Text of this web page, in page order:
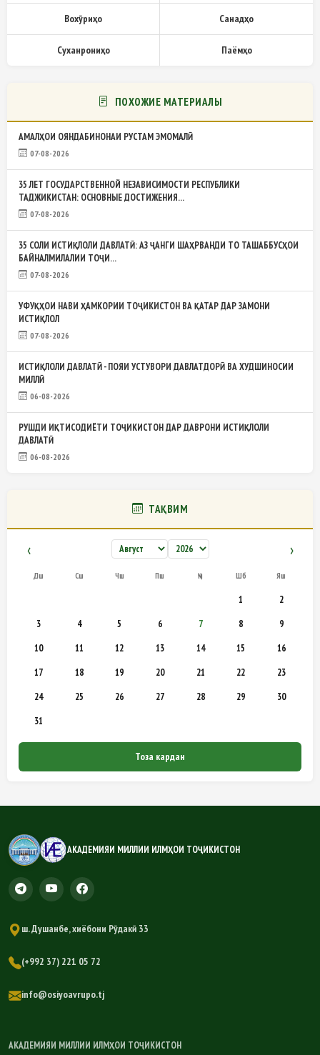
Вохӯриҳо Санадҳо
Суханрониҳо Паёмҳо
ПОХОЖИЕ МАТЕРИАЛЫ
АМАЛҲОИ ОЯНДАБИНОНАИ РУСТАМ ЭМОМАЛӢ
07-08-2026
35 ЛЕТ ГОСУДАРСТВЕННОЙ НЕЗАВИСИМОСТИ РЕСПУБЛИКИ
ТАДЖИКИСТАН: ОСНОВНЫЕ ДОСТИЖЕНИЯ...
07-08-2026
35 СОЛИ ИСТИҚЛОЛИ ДАВЛАТӢ: АЗ ҶАНГИ ШАҲРВАНДИ ТО ТАШАББУСҲОИ
БАЙНАЛМИЛАЛИИ ТОҶИ...
07-08-2026
УФУҚҲОИ НАВИ ҲАМКОРИИ ТОҶИКИСТОН ВА ҚАТАР ДАР ЗАМОНИ
ИСТИҚЛОЛ
07-08-2026
ИСТИҚЛОЛИ ДАВЛАТӢ - ПОЯИ УСТУВОРИ ДАВЛАТДОРӢ ВА ХУДШИНОСИИ
МИЛЛӢ
06-08-2026
РУШДИ ИҚТИСОДИЁТИ ТОҶИКИСТОН ДАР ДАВРОНИ ИСТИҚЛОЛИ
ДАВЛАТӢ
06-08-2026
ТАҚВИМ
‹ ›
Дш Сш Чш Пш Ҷм Шб Яш
1
2
3
4 5 6 7 8
9
10
11 12 13 14 15
16
17
18 19 20 21 22
23
24
25 26 27 28 29
30
31
Тоза кардан
АКАДЕМИЯИ МИЛЛИИ ИЛМҲОИ ТОҶИКИСТОН
ш. Душанбе, хиёбони Рӯдакӣ 33
(+992 37) 221 05 72
info@osiyoavrupo.tj
АКАДЕМИЯИ МИЛЛИИ ИЛМҲОИ ТОҶИКИСТОН